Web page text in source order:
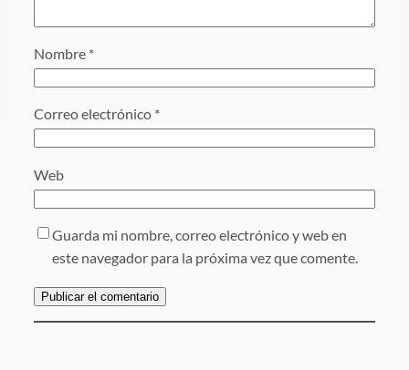
Nombre *
Correo electrónico *
Web
Guarda mi nombre, correo electrónico y web en
este navegador para la próxima vez que comente.